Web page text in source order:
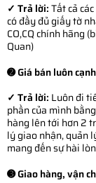
✓ Trả lời:Tất cả
có đầy đủ giấy tờ
CO,CQ chính hãng
Quan)
➋ Giá bán luôn
✓ Trả lời: Luôn đi
phần của mình
hàng lên tới hơn 2
lý giao nhận, quản
mang đến sự hài
➌ Giao hàng, vận